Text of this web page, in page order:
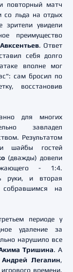
повторный матч
со льда на отдых
увидели
преимущество
. Ответ
себя долго
вполне мог
сам бросил по
восстановив
для многих
завладел
Результатом
шайбы гостей
(дважды) довели
- 1:4.
руки, и вторая
на
периоде у
удаление за
нарушило все
Тришина. А
Андрей Легалин,
времени.